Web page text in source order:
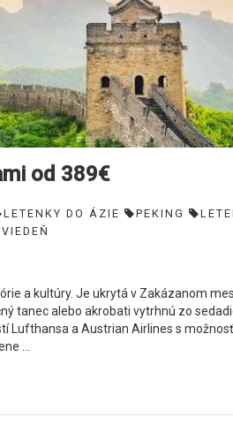
od 389€
LETENKY DO ÁZIE PEKING
a kultúry. Je ukrytá v Zakázanom
tanec alebo akrobati vytrhnú zo
Lufthansa a Austrian Airlines s
...